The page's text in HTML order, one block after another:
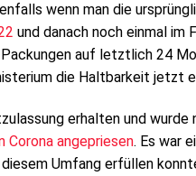
wenn man die
und danach noch einmal im
auf letztlich 24
die Haltbarkeit jetzt
erhalten und
Corona angepriesen. Es war
Umfang erfüllen